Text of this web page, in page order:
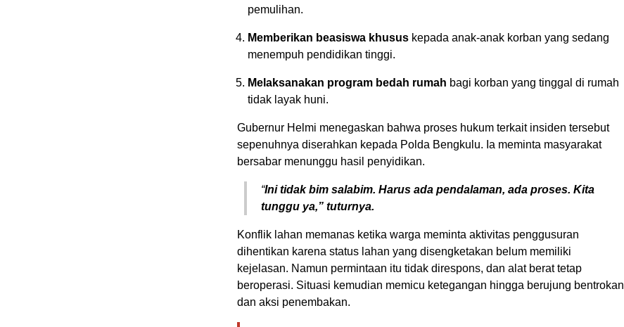
pemulihan.
Memberikan beasiswa khusus kepada anak-anak korban yang sedang
menempuh pendidikan tinggi.
Melaksanakan program bedah rumah bagi korban yang tinggal di rumah
tidak layak huni.
Gubernur Helmi menegaskan bahwa proses hukum terkait insiden tersebut
sepenuhnya diserahkan kepada Polda Bengkulu. Ia meminta masyarakat
bersabar menunggu hasil penyidikan.
“Ini tidak bim salabim. Harus ada pendalaman, ada proses. Kita
tunggu ya,” tuturnya.
Konflik lahan memanas ketika warga meminta aktivitas penggusuran
dihentikan karena status lahan yang disengketakan belum memiliki
kejelasan. Namun permintaan itu tidak direspons, dan alat berat tetap
beroperasi. Situasi kemudian memicu ketegangan hingga berujung bentrokan
dan aksi penembakan.